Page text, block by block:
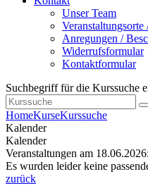
Unser Team
Anregungen /
Widerrufsformular
Kontaktformular
Suchbegriff für die Kurssuche
HomeKurseKurssuche
Kalender
Kalender
Veranstaltungen am 18.06.2026:
Es wurden leider keine
zurück